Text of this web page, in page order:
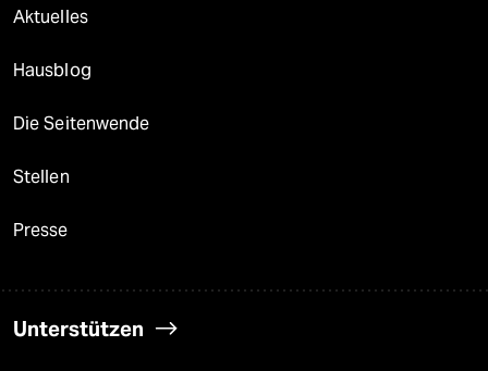
Aktuelles
Hausblog
Die Seitenwende
Stellen
Presse
Unterstützen